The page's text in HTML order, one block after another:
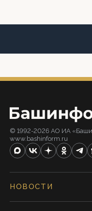
© 1992-2026 АО ИА
www.bashinform.ru
НОВОСТИ